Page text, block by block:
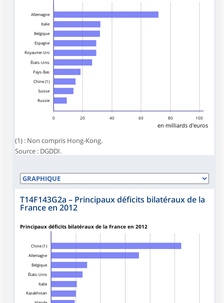
0 20 40 60 80 100
en milliards d'euros
Allemagne
Italie
Belgique
Espagne
Royaume-Uni
États-Unis
Pays-Bas
Chine (1)
Suisse
Russie
(1) : Non compris Hong-Kong.
Source : DGDDI.
T14F143G2a – Principaux déficits bilatéraux de la
France en 2012
Principaux déficits bilatéraux de la France en 2012
Chine (1)
Allemagne
Belgique
États-Unis
Italie
Kazakhstan